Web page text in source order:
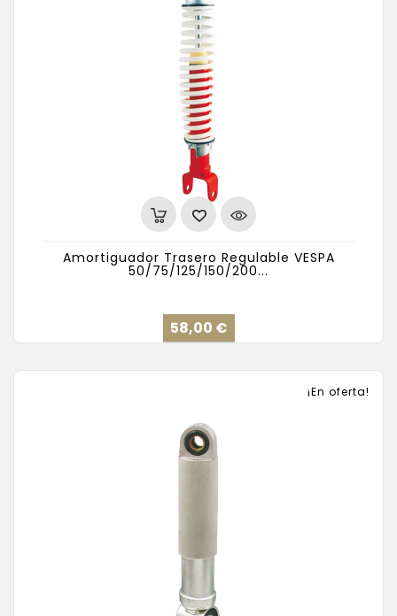
Amortiguador Trasero Regulable VESPA
50/75/125/150/200...
58,00 €
¡En oferta!